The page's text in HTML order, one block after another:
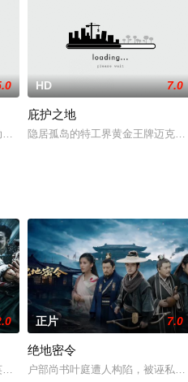
”抢走。平田领事只听说
将某地祁灵会首领巴茨抓捕，并接到
HD 7.0
庇护之地
隐居孤岛的特工界黄金王牌迈克
世界，他必须直面新世界的
勾结黑帮强拆工厂压榨劳工，叶问挺
正片 7.0
绝地密令
户部尚书叶庭遭人构陷，被诬私